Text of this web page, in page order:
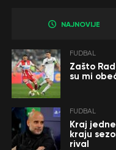
NAJNOVIJE
FUDBAL
Zašto
su mi
FUDBAL
Kraj
kraju
rival